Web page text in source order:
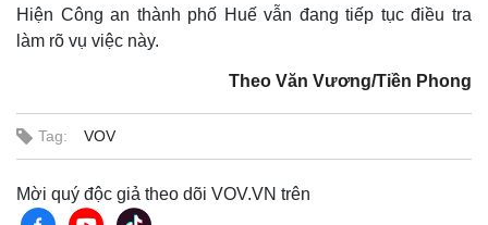
Hiện Công an thành phố Huế vẫn đang tiếp tục điều tra
làm rõ vụ việc này.
Theo Văn Vương/Tiền Phong
Tag: VOV
Mời quý độc giả theo dõi VOV.VN trên